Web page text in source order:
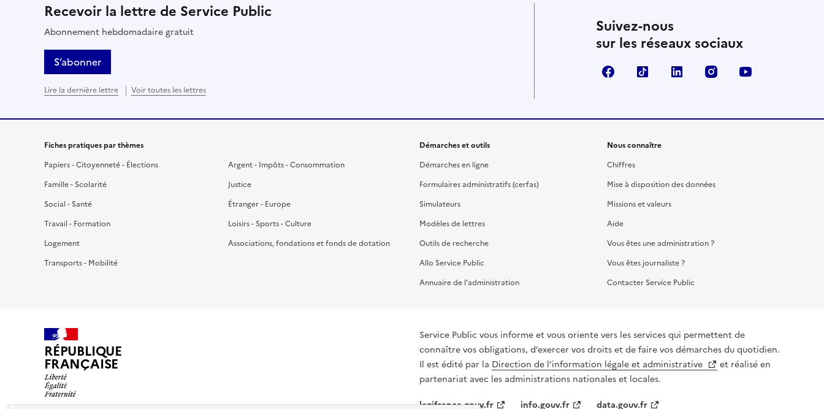
Recevoir la lettre de Service Public
Abonnement hebdomadaire gratuit
S’abonner
Lire la dernière lettre Voir toutes les lettres
Suivez-nous
sur les réseaux sociaux
FacebookTikTok LinkedIn Instagram
Fiches pratiques par thèmes
Papiers - Citoyenneté - Élections
Famille - Scolarité
Social - Santé
Travail - Formation
Logement
Transports - Mobilité
Argent - Impôts - Consommation
Justice
Étranger - Europe
Loisirs - Sports - Culture
Associations, fondations et fonds de dotation
Démarches et outils
Démarches en ligne
Formulaires administratifs (cerfas)
Simulateurs
Modèles de lettres
Outils de recherche
Allo Service Public
Annuaire de l'administration
Nous connaître
Chiffres
Mise à disposition des données
Missions et valeurs
Aide
Vous êtes une administration ?
Vous êtes journaliste ?
Contacter Service Public
RÉPUBLIQUE
FRANÇAISE
Service Public vous informe et vous oriente vers les services qui permettent de
connaître vos obligations, d’exercer vos droits et de faire vos démarches du quotidien.
Il est édité par la Direction de l’information légale et administrative
et réalisé en
partenariat avec les administrations nationales et locales.
legifrance.gouv.fr
info.gouv.fr data.gouv.fr